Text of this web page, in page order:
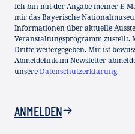
Ich bin mit der Angabe meiner E-
mir das Bayerische
Informationen über aktuelle
Veranstaltungsprogramm zustellt.
Dritte weitergegeben. Mir ist
Abmeldelink im Newsletter
unsereDatenschutzerklärung.
ANMELDEN